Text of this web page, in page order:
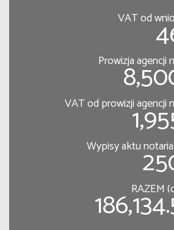
VAT od
Prowizja agencji
VAT od prowizji agencji
Wypisy aktu
RAZEM